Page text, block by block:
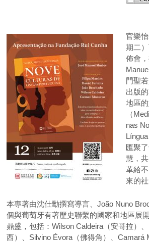
官樂
期二
佈會
門聖
出版
地區
（
nas
匯聚
慧，
革給
來的
本專著由沈仕勳撰寫導言、João Nuno
個與葡萄牙有著歷史聯繫的國家和地區展
鼎盛，包括：Wilson Caldeira（安哥拉）
西）、Silvino Évora（佛得角）、Camará